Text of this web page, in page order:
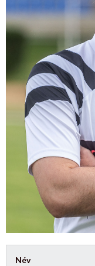
Név